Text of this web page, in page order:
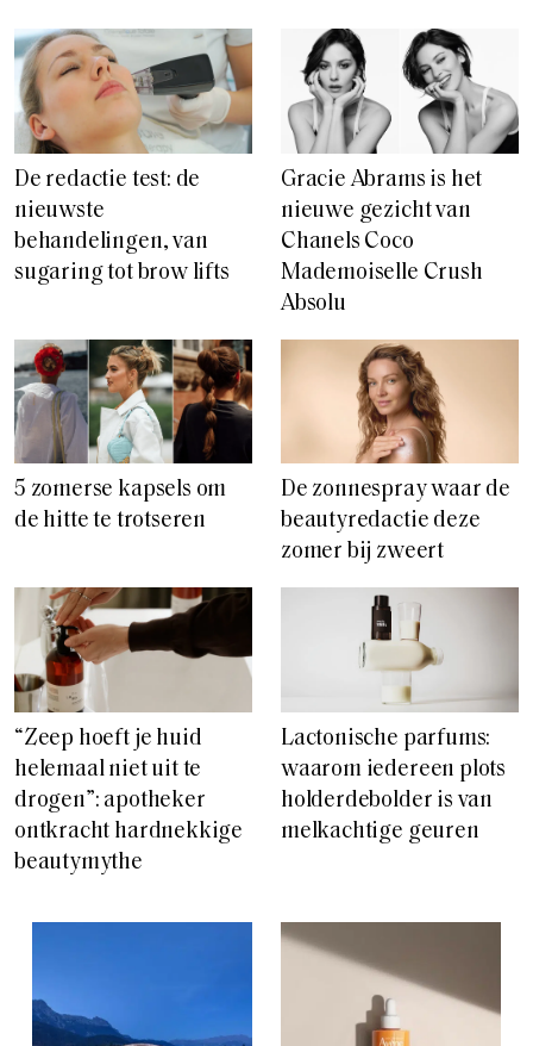
De redactie test: de
nieuwste
behandelingen, van
sugaring tot brow lifts
Gracie Abrams is het
nieuwe gezicht van
Chanels Coco
Mademoiselle Crush
Absolu
5 zomerse kapsels om
de hitte te trotseren
De zonnespray waar de
beautyredactie deze
zomer bij zweert
“Zeep hoeft je huid
helemaal niet uit te
drogen”: apotheker
ontkracht hardnekkige
beautymythe
Lactonische parfums:
waarom iedereen plots
holderdebolder is van
melkachtige geuren